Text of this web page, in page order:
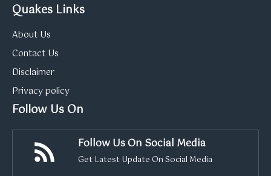
Quakes Links
About Us
Contact Us
Disclaimer
Privacy policy
Follow Us On
Follow Us On Social Media
Get Latest Update On Social Media